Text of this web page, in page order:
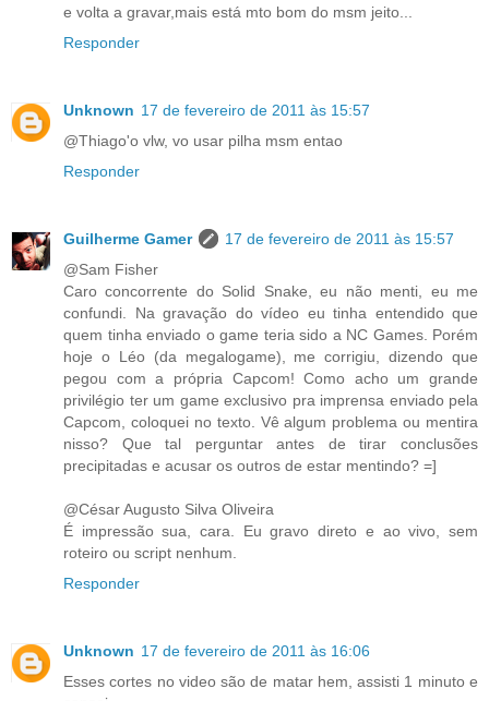
e volta a gravar,mais está mto bom do msm jeito...
Responder
Unknown 17 de fevereiro de 2011 às 15:57
@Thiago'o vlw, vo usar pilha msm entao
Responder
Guilherme Gamer
17 de fevereiro de 2011 às 15:57
@Sam Fisher
Caro concorrente do Solid Snake, eu não menti, eu me
confundi. Na gravação do vídeo eu tinha entendido que
quem tinha enviado o game teria sido a NC Games. Porém
hoje o Léo (da megalogame), me corrigiu, dizendo que
pegou com a própria Capcom! Como acho um grande
privilégio ter um game exclusivo pra imprensa enviado pela
Capcom, coloquei no texto. Vê algum problema ou mentira
nisso? Que tal perguntar antes de tirar conclusões
precipitadas e acusar os outros de estar mentindo? =]
@César Augusto Silva Oliveira
É impressão sua, cara. Eu gravo direto e ao vivo, sem
roteiro ou script nenhum.
Responder
Unknown 17 de fevereiro de 2011 às 16:06
Esses cortes no video são de matar hem, assisti 1 minuto e